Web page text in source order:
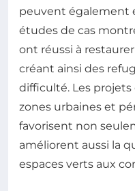
peuvent également
études de cas
ont réussi à
créant ainsi des
difficulté. Les
zones urbaines et
favorisent non
améliorent aussi la
espaces verts aux